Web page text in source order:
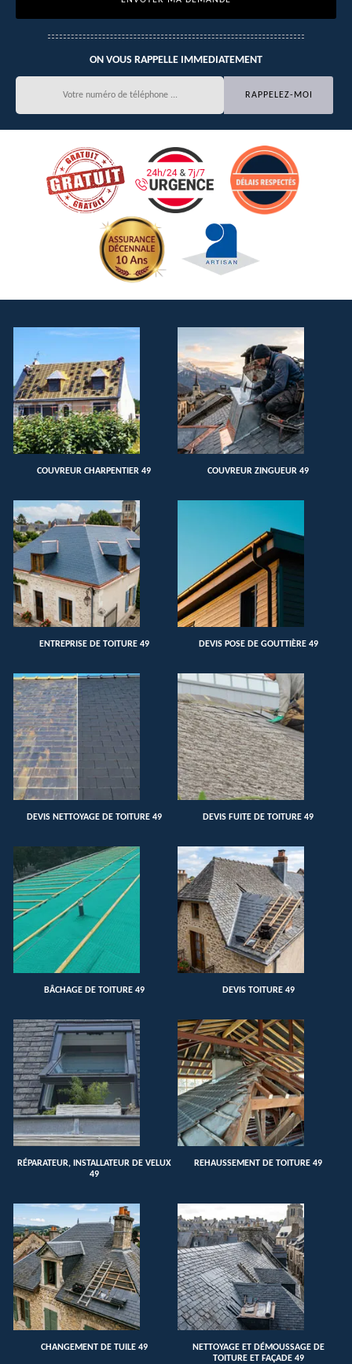
ON VOUS RAPPELLE IMMEDIATEMENT
COUVREUR CHARPENTIER 49 COUVREUR ZINGUEUR 49
ENTREPRISE DE TOITURE 49 DEVIS POSE DE GOUTTIÈRE 49
DEVIS NETTOYAGE DE TOITURE 49 DEVIS FUITE DE TOITURE 49
BÂCHAGE DE TOITURE 49 DEVIS TOITURE 49
RÉPARATEUR, INSTALLATEUR DE VELUX
49
REHAUSSEMENT DE TOITURE 49
CHANGEMENT DE TUILE 49
NETTOYAGE ET DÉMOUSSAGE DE
TOITURE ET FAÇADE 49